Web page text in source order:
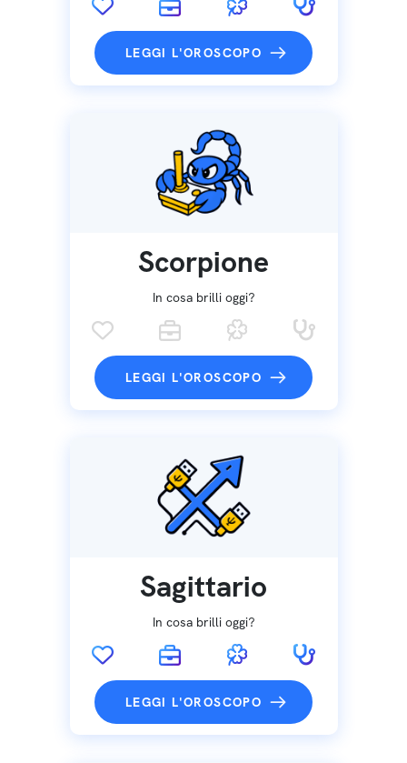
LEGGI L'OROSCOPO
Scorpione
In cosa brilli oggi?
LEGGI L'OROSCOPO
Sagittario
In cosa brilli oggi?
LEGGI L'OROSCOPO